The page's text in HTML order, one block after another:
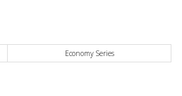
Εconomy Series